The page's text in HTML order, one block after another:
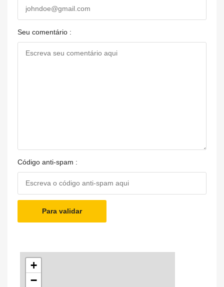
Seu comentário :
Código anti-spam :
Para validar
+
−